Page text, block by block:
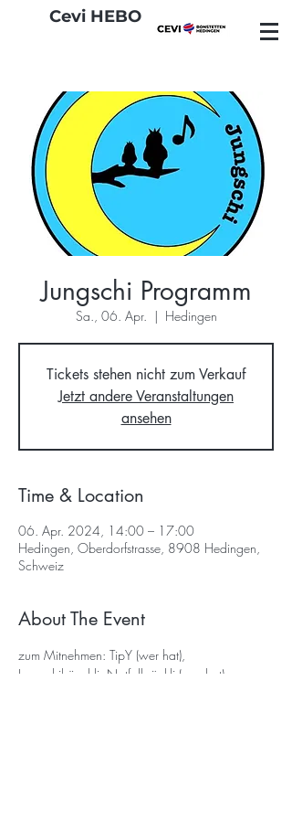
Cevi HEBO
Jungschi Programm
Sa., 06. Apr.
  |
Hedingen
Tickets stehen nicht zum Verkauf
Jetzt andere Veranstaltungen
ansehen
Time & Location
06. Apr. 2024, 14:00 – 17:00
Hedingen, Oberdorfstrasse, 8908 Hedingen,
Schweiz
About The Event
zum Mitnehmen: TipY (wer hat),
Jungschibüechli, Notfallpäckli (wer hat),